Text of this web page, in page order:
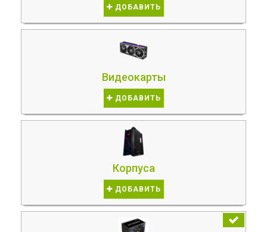
ДОБАВИТЬ
Видеокарты
ДОБАВИТЬ
Корпуса
ДОБАВИТЬ